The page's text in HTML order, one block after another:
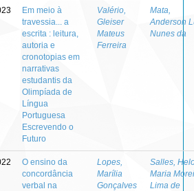
Em meio à
travessia... a
escrita : leitura,
autoria e
cronotopias em
narrativas
estudantis da
Olimpíada de
Língua
Portuguesa
Escrevendo o
Futuro
Valério,
Gleiser
Mateus
Ferreira
Mata,
Anderson
Nunes da
O ensino da
concordância
verbal na
Lopes,
Marília
Gonçalves
Salles,
Maria
Lima de